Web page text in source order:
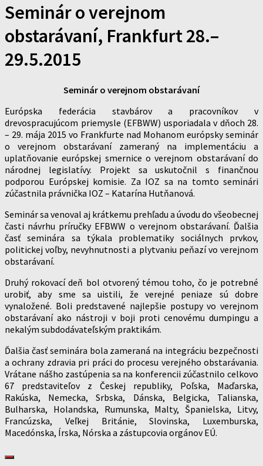
Seminár o verejnom
obstarávaní, Frankfurt 28.–
29.5.2015
Seminár o verejnom obstarávaní
Európska federácia stavbárov a pracovníkov v
drevospracujúcom priemysle (EFBWW) usporiadala v dňoch 28.
– 29. mája 2015 vo Frankfurte nad Mohanom európsky seminár
o verejnom obstarávaní zameraný na implementáciu a
uplatňovanie európskej smernice o verejnom obstarávaní do
národnej legislatívy. Projekt sa uskutočnil s finančnou
podporou Európskej komisie. Za IOZ sa na tomto seminári
zúčastnila právnička IOZ – Katarína Hutňanová.
Seminár sa venoval aj krátkemu prehľadu a úvodu do všeobecnej
časti návrhu príručky EFBWW o verejnom obstarávaní. Ďalšia
časť seminára sa týkala problematiky sociálnych prvkov,
politickej voľby, nevyhnutnosti a plytvaniu peňazí vo verejnom
obstarávaní.
Druhý rokovací deň bol otvorený témou toho, čo je potrebné
urobiť, aby sme sa uistili, že verejné peniaze sú dobre
vynaložené. Boli predstavené najlepšie postupy vo verejnom
obstarávaní ako nástroji v boji proti cenovému dumpingu a
nekalým subdodávateľským praktikám.
Ďalšia časť seminára bola zameraná na integráciu bezpečnosti
a ochrany zdravia pri práci do procesu verejného obstarávania.
Vrátane nášho zastúpenia sa na konferencii zúčastnilo celkovo
67 predstaviteľov z Českej republiky, Poľska, Maďarska,
Rakúska, Nemecka, Srbska, Dánska, Belgicka, Talianska,
Bulharska, Holandska, Rumunska, Malty, Španielska, Litvy,
Francúzska, Veľkej Británie, Slovinska, Luxemburska,
Macedónska, Írska, Nórska a zástupcovia orgánov EÚ.